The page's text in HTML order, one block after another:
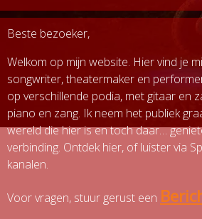
Beste bezoeker,
Welkom op mijn website. Hier vind je
songwriter, theatermaker en
op verschillende podia, met gitaar en
piano en zang. Ik neem het publiek
wereld die hier is en toch daar…
verbinding. Ontdek hier, of luister via
kanalen.
Voor vragen, stuur gerust een B